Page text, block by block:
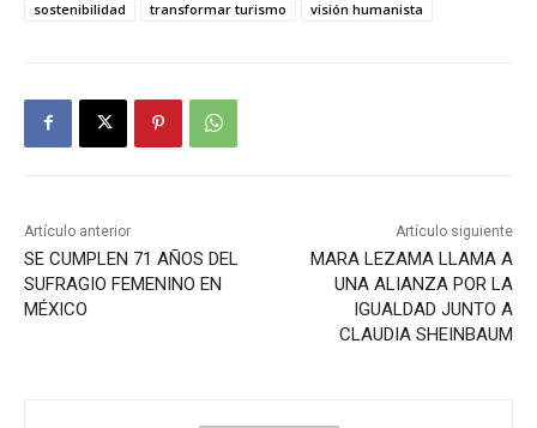
sostenibilidad
transformar turismo visión humanista
Artículo anterior
SE CUMPLEN 71 AÑOS DEL
SUFRAGIO FEMENINO EN
MÉXICO
Artículo siguiente
MARA LEZAMA LLAMA A
UNA ALIANZA POR LA
IGUALDAD JUNTO A
CLAUDIA SHEINBAUM